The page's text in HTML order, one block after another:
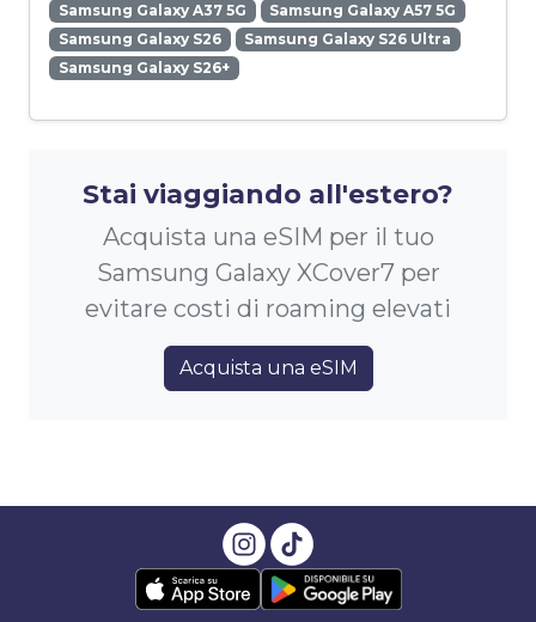
Samsung Galaxy A37 5G
Samsung Galaxy A57 5G
Samsung Galaxy S26
Samsung Galaxy S26 Ultra
Samsung Galaxy S26+
Stai viaggiando all'estero?
Acquista una eSIM per il tuo
Samsung Galaxy XCover7 per
evitare costi di roaming elevati
Acquista una eSIM